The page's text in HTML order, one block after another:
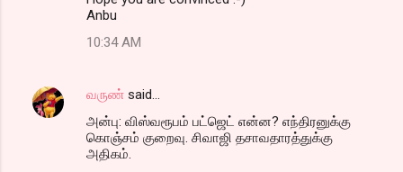
Anbu
10:34 AM
வருண் said…
அன்பு: விஸ்வரூபம் பட்ஜெட் என்ன? எந்திரனுக்கு
கொஞ்சம் குறைவு. சிவாஜி தசாவதாரத்துக்கு
அதிகம்.